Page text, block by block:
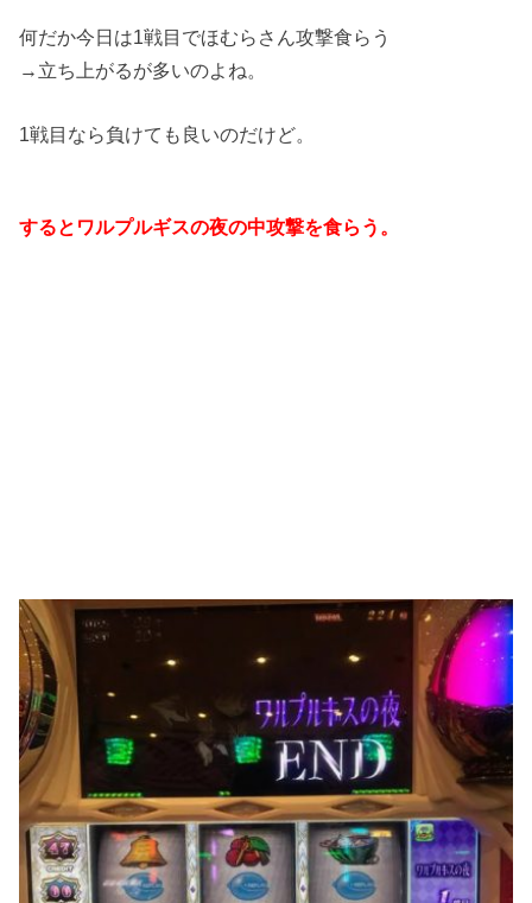
何だか今日は1戦目でほむらさん攻撃食らう
→立ち上がるが多いのよね。
1戦目なら負けても良いのだけど。
するとワルプルギスの夜の中攻撃を食らう。